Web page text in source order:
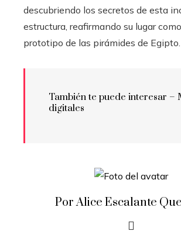
descubriendo los secretos de esta
estructura, reafirmando su lugar
prototipo de las pirámides de Egipto.
También te puede interesar –
digitales
Por Alice Escalante